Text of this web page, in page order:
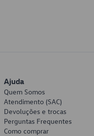
Ajuda
Quem Somos
Atendimento (SAC)
Devoluções e trocas
Perguntas Frequentes
Como comprar